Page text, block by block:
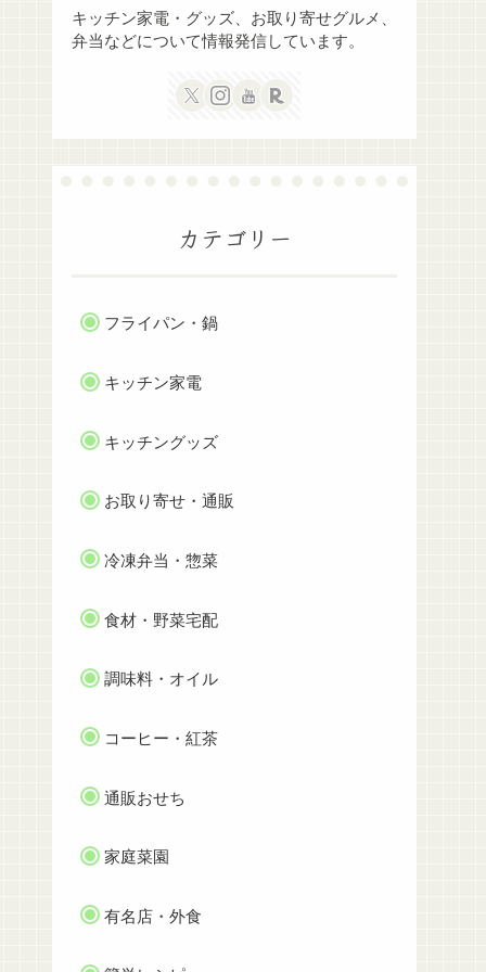
キッチン家電・グッズ、お取り寄せグルメ、
弁当などについて情報発信しています。
カテゴリー
フライパン・鍋
キッチン家電
キッチングッズ
お取り寄せ・通販
冷凍弁当・惣菜
食材・野菜宅配
調味料・オイル
コーヒー・紅茶
通販おせち
家庭菜園
有名店・外食